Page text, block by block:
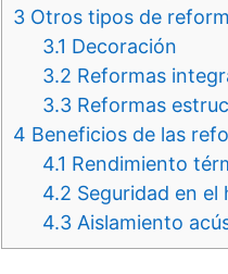
3 Otros tipos de
3.1 Decoración
3.2 Reformas
3.3 Reformas
4 Beneficios de las
4.1 Rendimiento
4.2 Seguridad en el
4.3 Aislamiento